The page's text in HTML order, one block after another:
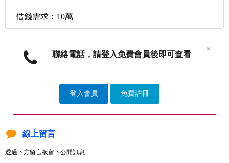
借錢需求：10萬
×
聯絡電話，請登入免費會員後即可查看
登入會員 免費註冊
線上留言
透過下方留言板留下公開訊息